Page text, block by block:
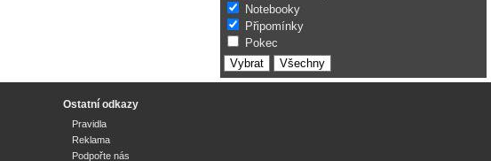
Notebooky
Připomínky
Pokec
Ostatní odkazy
Pravidla
Reklama
Podpořte nás